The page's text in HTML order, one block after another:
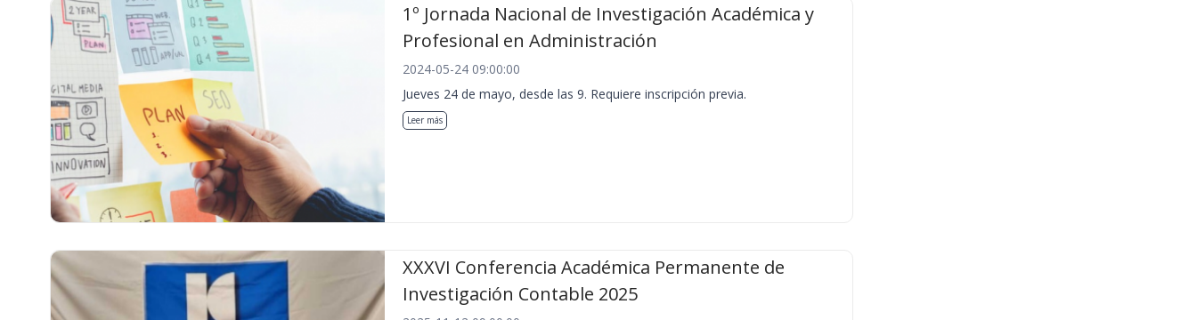
1º Jornada Nacional de Investigación Académica y
Profesional en Administración
2024-05-24 09:00:00
Jueves 24 de mayo, desde las 9. Requiere inscripción previa.
Leer más
XXXVI Conferencia Académica Permanente de
Investigación Contable 2025